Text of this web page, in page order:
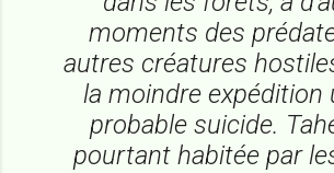
moments des
autres créatures
la moindre expédition
probable suicide.
pourtant habitée par